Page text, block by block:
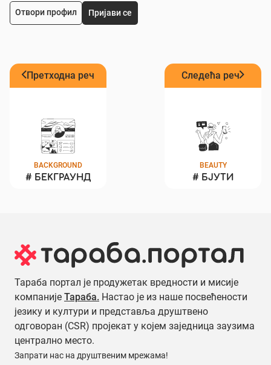
Отвори профил Пријави се
Претходна реч
BACKGROUND
# БЕКГРАУНД
Следећа реч
BEAUTY
# БЈУТИ
Тараба портал је продужетак вредности и мисије
компаније Тараба. Настао је из наше посвећености
језику и култури и представља друштвено
одговоран (CSR) пројекат у којем заједница заузима
централно место.
Запрати нас на друштвеним мрежама!